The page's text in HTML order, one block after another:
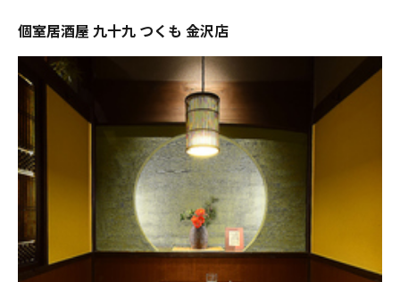
個室居酒屋 九十九 つくも 金沢店